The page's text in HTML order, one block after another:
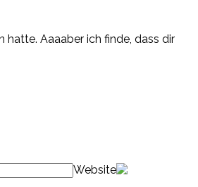
hatte. Aaaaber ich finde, dass dir
Website